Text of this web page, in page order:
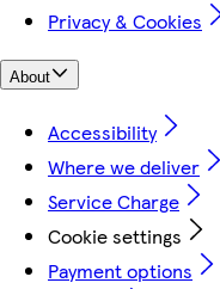
Privacy & Cookies
About
Accessibility
Where we deliver
Service Charge
Cookie settings
Payment options